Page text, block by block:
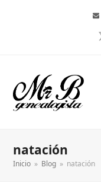
natación
Inicio » Blog » natación